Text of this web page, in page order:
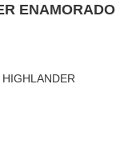
ENAMORADO